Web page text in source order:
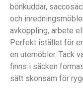
bönkuddar,
och
avkoppling, arbete
Perfekt istället för
en utemöbler. Tack
finns i säcken
sätt skonsam för